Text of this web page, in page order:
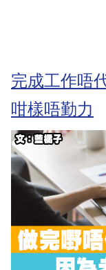
完成工作唔
咁樣唔勤力